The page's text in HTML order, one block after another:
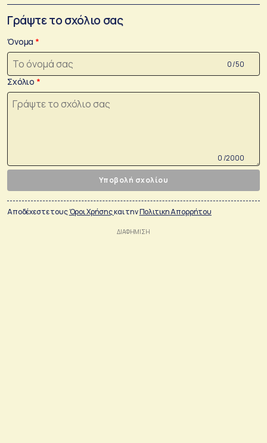
Γράψτε το σχόλιο σας
Όνομα
0 /50
Σχόλιο
0 /2000
Υποβολή σχολίου
Αποδέχεστε τουςΌροι Χρήσηςκαι τηνΠολιτικη Απορρήτου